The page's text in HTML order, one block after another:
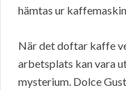
hämtas ur
När det doftar kaffe
arbetsplats kan vara
mysterium. Dolce